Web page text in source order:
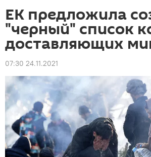
ЕК предложила
"черный" список
доставляющих
07:30 24.11.2021